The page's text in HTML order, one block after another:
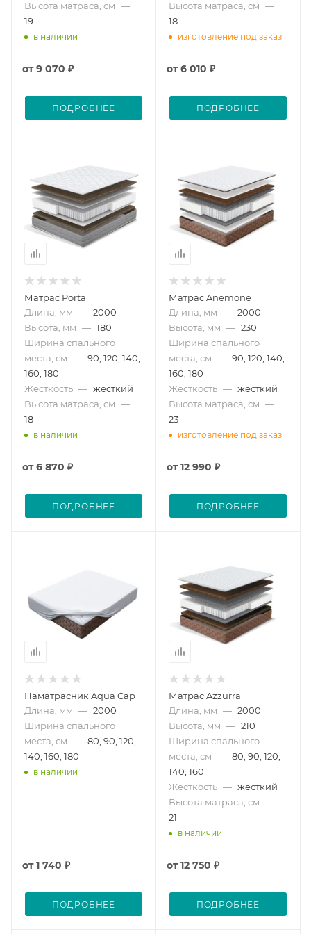
Высота матраса, см —
19
в наличии
от9 070 ₽
ПОДРОБНЕЕ
Высота матраса, см —
18
изготовление под заказ
от6 010 ₽
ПОДРОБНЕЕ
Матрас Porta
Длина, мм — 2000
Высота, мм — 180
Ширина спального
места, см — 90, 120, 140,
160, 180
Жесткость — жесткий
Высота матраса, см —
18
в наличии
от6 870 ₽
ПОДРОБНЕЕ
Матрас Anemone
Длина, мм — 2000
Высота, мм — 230
Ширина спального
места, см — 90, 120, 140,
160, 180
Жесткость — жесткий
Высота матраса, см —
23
изготовление под заказ
от12 990 ₽
ПОДРОБНЕЕ
Наматрасник Aqua Cap
Длина, мм — 2000
Ширина спального
места, см — 80, 90, 120,
140, 160, 180
в наличии
от1 740 ₽
ПОДРОБНЕЕ
Матрас Azzurra
Длина, мм — 2000
Высота, мм — 210
Ширина спального
места, см — 80, 90, 120,
140, 160
Жесткость — жесткий
Высота матраса, см —
21
в наличии
от12 750 ₽
ПОДРОБНЕЕ